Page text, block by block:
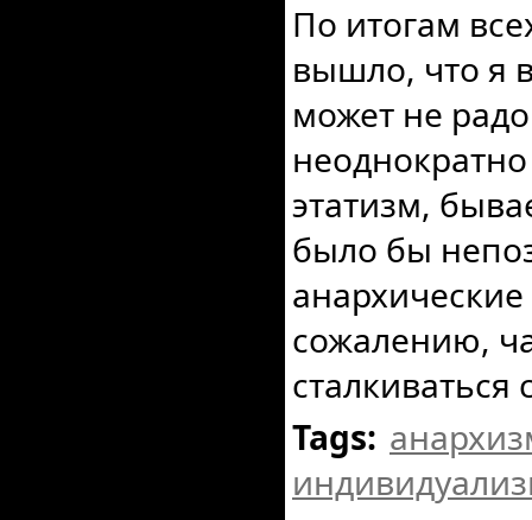
По итогам
вышло, что я
может не
этатизм,
было бы
сожалению,
Tags: